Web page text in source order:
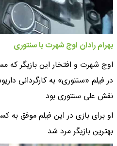
بهرام رادان اوج شهرت با سنتوری
اوج شهرت و افتخار این بازیگر که
نقش علی سنتوری بود
او برای بازی در این فیلم موفق
بهترین بازیگر مرد شد